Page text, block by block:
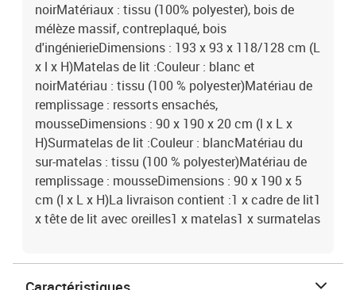
noirMatériaux : tissu (100% polyester), bois de
mélèze massif, contreplaqué, bois
d'ingénierieDimensions : 193 x 93 x 118/128 cm (L
x l x H)Matelas de lit :Couleur : blanc et
noirMatériau : tissu (100 % polyester)Matériau de
remplissage : ressorts ensachés,
mousseDimensions : 90 x 190 x 20 cm (l x L x
H)Surmatelas de lit :Couleur : blancMatériau du
sur-matelas : tissu (100 % polyester)Matériau de
remplissage : mousseDimensions : 90 x 190 x 5
cm (l x L x H)La livraison contient :1 x cadre de lit1
x tête de lit avec oreilles1 x matelas1 x surmatelas